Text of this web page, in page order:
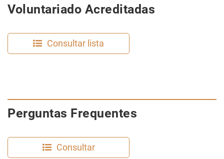
Voluntariado Acreditadas
Consultar lista
Perguntas Frequentes
Consultar